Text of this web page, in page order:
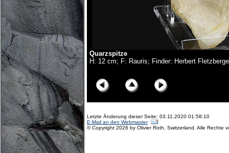
Quarzspitze
H: 12 cm; F: Rauris; Finder: Herbert
Letzte Änderung dieser Seite: 03.11.2020 01:58:10
E-Mail an den Webmaster
© Copyright 2026 by Olivier Roth, Switzerland. Alle Rechte